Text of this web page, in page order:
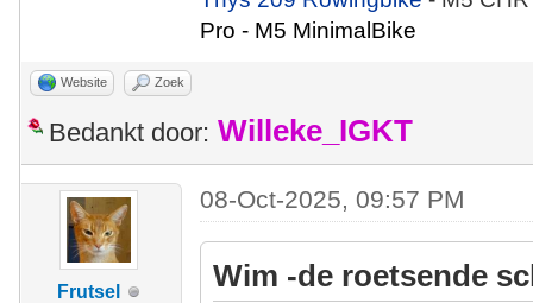
Pro - M5 MinimalBike
Website Zoek
Bedankt door: Willeke_IGKT
Frutsel
08-Oct-2025, 09:57 PM
Wim -de roetsende